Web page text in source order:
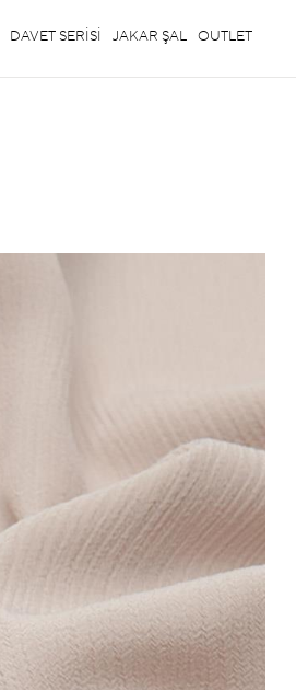
DAVET SERİSİ JAKAR ŞAL OUTLET